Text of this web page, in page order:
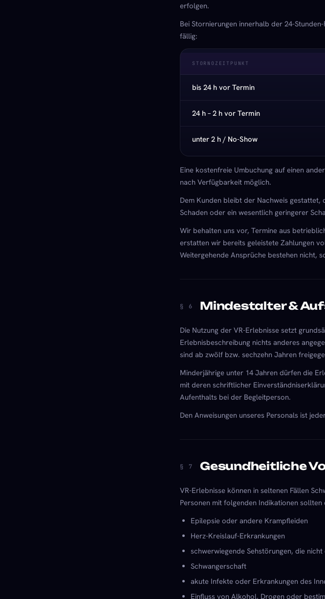
erfolgen.
Bei Stornierungen innerhalb der 24-
fällig:
STORNOZEITPUNKT
bis 24 h vor Termin
24 h – 2 h vor Termin
unter 2 h / No-Show
Eine kostenfreie Umbuchung auf einen
nach Verfügbarkeit möglich.
Dem Kunden bleibt der Nachweis
Schaden oder ein wesentlich geringerer
Wir behalten uns vor, Termine aus
erstatten wir bereits geleistete Zahlungen
Weitergehende Ansprüche bestehen nicht,
§ 6 Mindestalter &
Die Nutzung der VR-Erlebnisse setzt
Erlebnisbeschreibung nichts anderes
sind ab zwölf bzw. sechzehn Jahren
Minderjährige unter 14 Jahren dürfen die
mit deren schriftlicher
Aufenthalts bei der Begleitperson.
Den Anweisungen unseres Personals ist
§ 7 Gesundheitliche
VR-Erlebnisse können in seltenen Fällen
Personen mit folgenden Indikationen
Epilepsie oder andere Krampfleiden
Herz-Kreislauf-Erkrankungen
schwerwiegende Sehstörungen, die
Schwangerschaft
akute Infekte oder Erkrankungen des
Einfluss von Alkohol, Drogen oder